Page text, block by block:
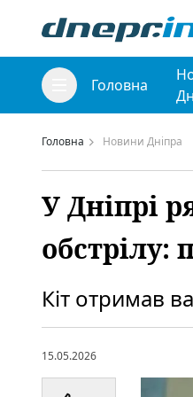
Головна
Головна Новини Дніпра
У Дніпрі
обстрілу:
Кіт отримав
15.05.2026